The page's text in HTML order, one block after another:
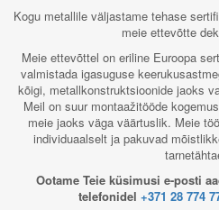
Kogu metallile väljastame tehase
meie ettevõtte
Meie ettevõttel on eriline Euroopa
valmistada igasuguse
kõigi, metallkonstruktsioonide jaoks
Meil on suur montaažitööde
meie jaoks väga väärtuslik. Meie
individuaalselt ja pakuvad
Ootame Teie küsimusi e-posti
telefonidel +371 28 774